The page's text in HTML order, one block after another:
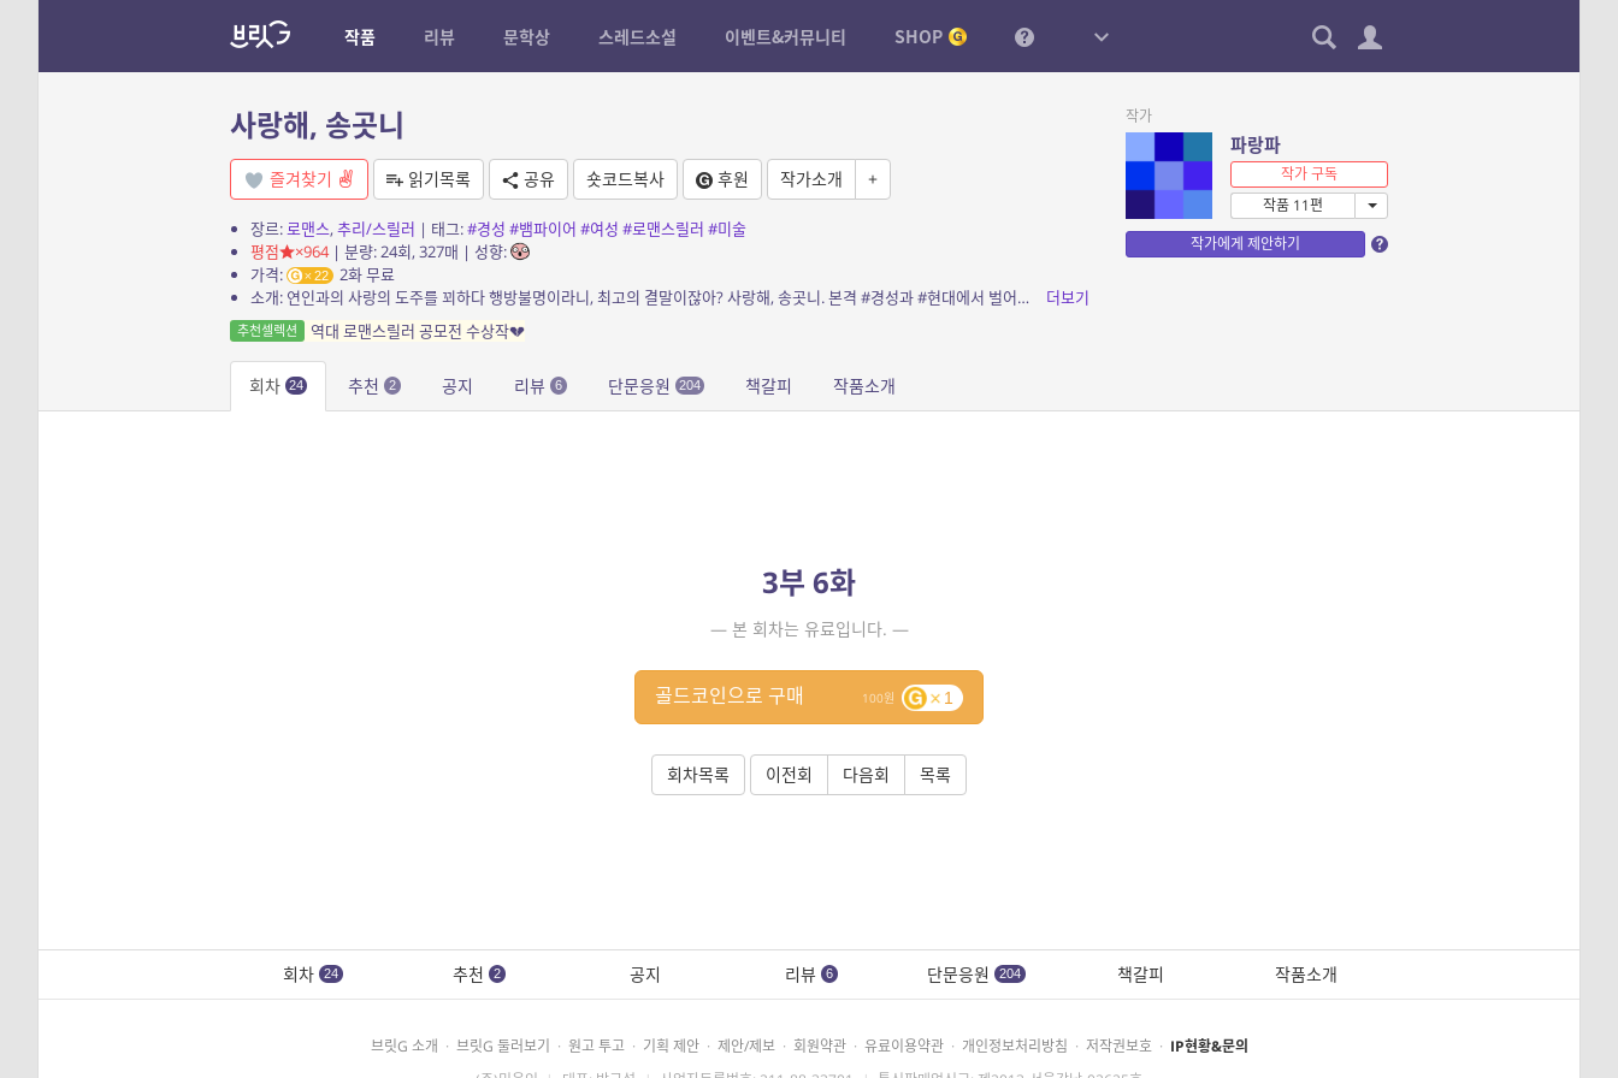
작품 리뷰 문학상 스레드소설 이벤트&커뮤니티 SHOP
사랑해, 송곳니
즐겨찾기 읽기목록 공유 숏코드복사 후원 작가소개 +
장르:로맨스, 추리/스릴러 | 태그:#경성 #뱀파이어 #여성 #로맨스릴러 #미술
평점
×964| 분량: 24회, 327매 | 성향:
가격:
22
2화 무료
소개: 연인과의 사랑의 도주를 꾀하다 행방불명이라니, 최고의 결말이잖아? 사랑해, 송곳니. 본격 #경성과 #현대에서 벌어지는 #뱀파이어 #여성 #로맨스 #스릴러
더보기
추천셀렉션 역대 로맨스릴러 공모전 수상작💔
작가
파랑파
작가 구독
작품 11편
작가에게 제안하기
회차 24 추천 2 공지 리뷰 6 단문응원 204 책갈피 작품소개
3부 6화
— 본 회차는 유료입니다. —
100 1
골드코인으로 구매
회차목록 이전회 다음회 목록
회차 24 추천 2 공지 리뷰 6 단문응원 204 책갈피 작품소개
브릿G 소개 · 브릿G 둘러보기 · 원고 투고 · 기획 제안 · 제안/제보 · 회원약관 · 유료이용약관 · 개인정보처리방침 · 저작권보호 · IP현황&문의